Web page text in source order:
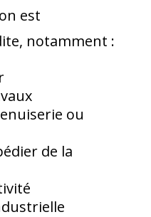
est
notamment :
ou
de la